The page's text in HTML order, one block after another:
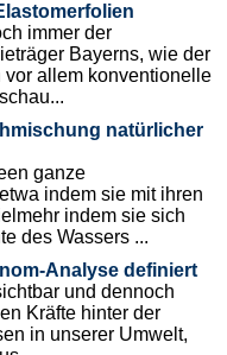
immer der
Bayerns, wie der
allem konventionelle
natürlicher
ganze
indem sie mit ihren
indem sie sich
des Wassers ...
Analyse definiert
und dennoch
Kräfte hinter der
in unserer Umwelt,